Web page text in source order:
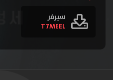
سيرفر
T7MEEL